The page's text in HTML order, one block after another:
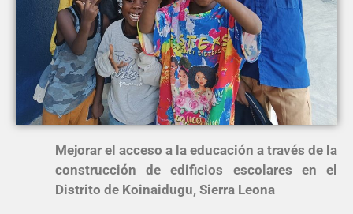
Mejorar el acceso a la educación a través de la
construcción de edificios escolares en el
Distrito de Koinaidugu, Sierra Leona